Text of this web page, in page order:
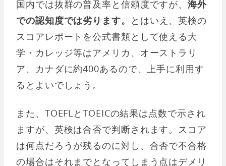
国内では抜群の普及率と信頼度ですが、海外
での認知度では劣ります。
とはいえ、英検の
スコアレポートを公式書類として使える大
学・カレッジ等はアメリカ、オーストラリ
ア、カナダに約400あるので、上手に利用す
るとよいでしょう。
また、TOEFLとTOEICの結果は点数で示され
ますが、英検は合否で判断されます。スコア
は何点だろうが残るのに対し、合否で不合格
の場合はそれまでとなってしまう点はデメリ